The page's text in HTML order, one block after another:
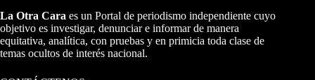
La Otra Cara es un Portal de periodismo independiente cuyo
objetivo es investigar, denunciar e informar de manera
equitativa, analítica, con pruebas y en primicia toda clase de
temas ocultos de interés nacional.